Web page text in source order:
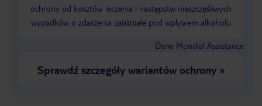
ochrony od kosztów leczenia i następstw nieszczęśliwych
wypadków o zdarzenia zaistniałe pod wpływem alkoholu
Dane Mondial Assistance
Sprawdź szczegóły wariantów ochrony»